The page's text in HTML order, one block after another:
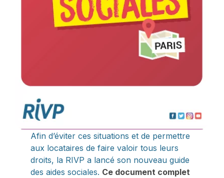
Afin d’éviter ces situations et de permettre
aux locataires de faire valoir tous leurs
droits, la RIVP a lancé son nouveau guide
des aides sociales. Ce document complet